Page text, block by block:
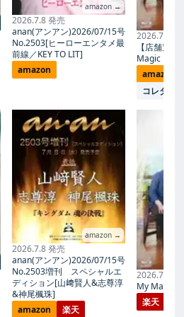
amazon →
2026.7.8 発売
anan(アンアン)2026/07/15号
No.2503[ヒーローエンタメ最
前線／KEY TO LIT]
amazon
amazon →
2026.7.8 発売
anan(アンアン)2026/07/15号
No.2503増刊 スペシャルエ
ディション[山﨑賢人&志尊淳
&神尾楓珠]
amazon
楽天
2026.7.27
【店舗別
Magic
amazon
コレタメ
2026.7.27
My Magic
楽天